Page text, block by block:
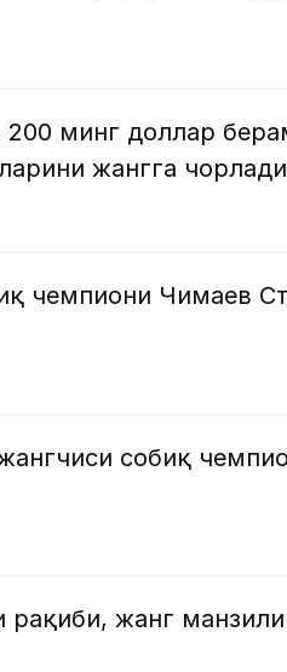
200 минг доллар
жангга чорлади
чемпиони Чимаев
собиқ
рақиби, жанг